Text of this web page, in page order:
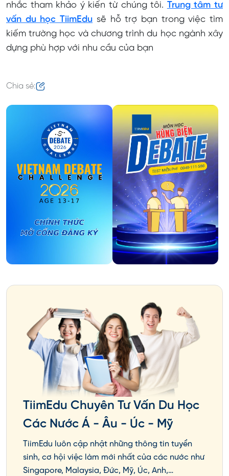
nhắc tham khảo ý kiến từ chúng tôi. Trung tâm tư
vấn du học TiimEdu sẽ hỗ trợ bạn trong việc tìm
kiếm trường học và chương trình du học ngành xây
dựng phù hợp với nhu cầu của bạn
Chia sẻ:
TiimEdu Chuyên Tư Vấn Du Học
Các Nước Á - Âu - Úc - Mỹ
TiimEdu luôn cập nhật những thông tin tuyển
sinh, cơ hội việc làm mới nhất của các nước như
Singapore, Malaysia, Đức, Mỹ, Úc, Anh,…